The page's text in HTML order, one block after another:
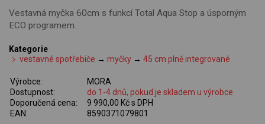
Vestavná myčka 60cm s funkcí Total Aqua Stop a úsporným
ECO programem.
Kategorie
vestavné spotřebiče →myčky →45 cm plně integrované
Výrobce:
MORA
Dostupnost:
do 1-4 dnů, pokud je skladem u výrobce
Doporučená cena:
9 990,00 Kč s DPH
EAN:
8590371079801